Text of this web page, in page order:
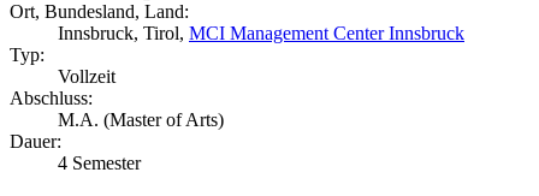
Ort, Bundesland, Land:
Innsbruck, Tirol, MCI Management Center Innsbruck
Typ:
Vollzeit
Abschluss:
M.A. (Master of Arts)
Dauer:
4 Semester